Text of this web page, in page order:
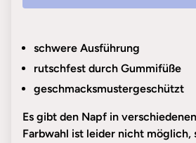
schwere Ausführung
rutschfest durch Gummifüße
geschmacksmustergeschützt
Es gibt den Napf in
Farbwahl ist leider nicht möglich,